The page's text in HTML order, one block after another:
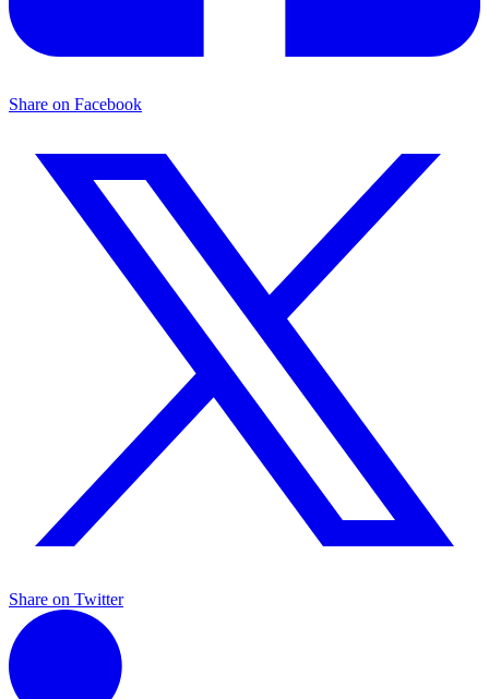
Share on Facebook
Share on Twitter